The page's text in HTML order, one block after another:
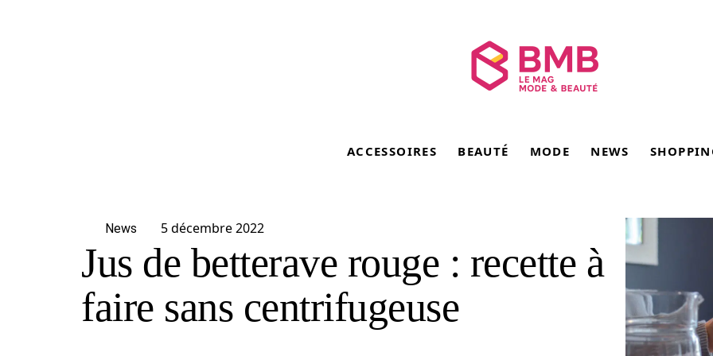
ACCESSOIRES BEAUTÉ MODE NEWS
News 5 décembre 2022
Jus de betterave rouge : recette à
faire sans centrifugeuse